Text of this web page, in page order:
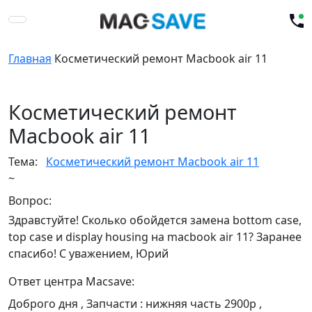
Главная Косметический ремонт Macbook air 11
Косметический ремонт
Macbook air 11
Тема:
Косметический ремонт Macbook air 11
~
Вопрос:
Здравстуйте! Сколько обойдется замена bottom case,
top case и display housing на macbook air 11? Заранее
спасибо! С уважением, Юрий
Ответ центра Macsave:
Доброго дня , Запчасти : нижняя часть 2900р ,